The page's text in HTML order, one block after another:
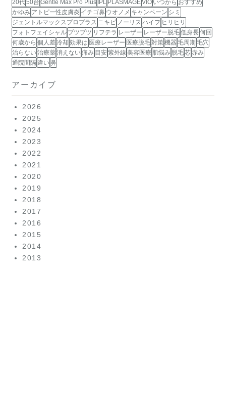
20代50台 Gentle Max Pro Plus IPL PLASMAGEVIO いつから おすすめ
かゆみ アトピー性皮膚炎 イチゴ鼻 ウオノメ キャンペーン シミ
ジェントルマックスプロプラス ニキビ ノーリス ハイフ ヒリヒリ
フォトフェイシャル ブツブツ リフテラ レーザー レーザー脱毛低身長何回
何歳から 個人差冷却 効果は 医療レーザー 医療脱毛対策機器 毛周期 毛穴
治らない治療薬消えない痛み 目安紫外線 美容医療 肌悩み 脱毛芯赤み
通院間隔 違い鼻
アーカイブ
2026
2025
2024
2023
2022
2021
2020
2019
2018
2017
2016
2015
2014
2013